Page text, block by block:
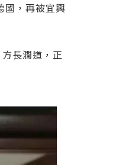
，再被宜興
長潤道，正